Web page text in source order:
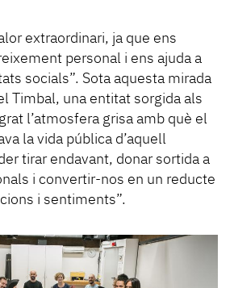
extraordinari, ja que ens
personal i ens ajuda a
socials”. Sota aquesta mirada
Timbal, una entitat sorgida als
l’atmosfera grisa amb què el
la vida pública d’aquell
tirar endavant, donar sortida a
i convertir-nos en un reducte
i sentiments”.